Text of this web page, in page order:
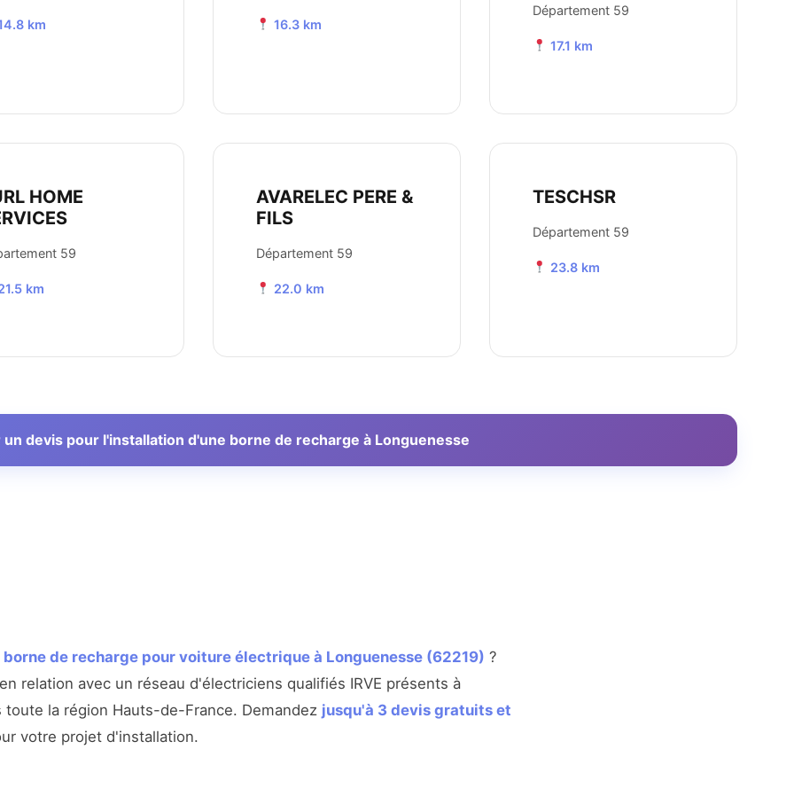
km 16.3 km
Département 59
17.1 km
HOME
59
km
AVARELEC PERE &
FILS
Département 59
22.0 km
TESCHSR
Département 59
23.8 km
un devis pour l'installation d'une borne de recharge à Longuenesse
borne de recharge pour voiture électrique à Longuenesse (62219) ?
relation avec un réseau d'électriciens qualifiés IRVE présents à
toute la région Hauts-de-France. Demandez jusqu'à 3 devis gratuits et
votre projet d'installation.